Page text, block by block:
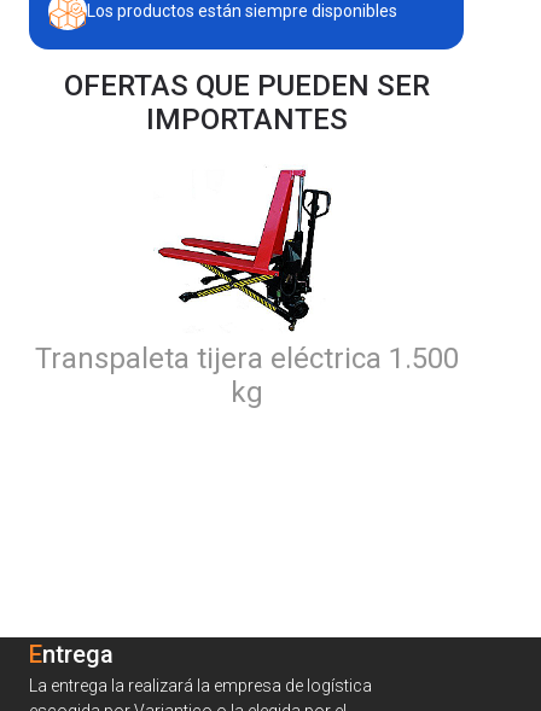
Los productos están siempre disponibles
OFERTAS QUE PUEDEN SER
IMPORTANTES
Transpaleta tijera eléctrica 1.500
kg
Entrega
La entrega la realizará la empresa de logística